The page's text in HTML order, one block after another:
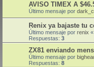
AVISO TIMEX A
Último mensaje por
Renix ya bajaste tu
Último mensaje por renix «
Respuestas: 3
ZX81 enviando
Último mensaje por
Respuestas: 8